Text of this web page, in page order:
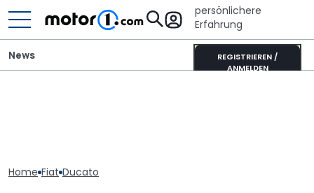
persönlichere
Erfahrung
REGISTRIEREN /
ANMELDEN
News
Home Fiat Ducato